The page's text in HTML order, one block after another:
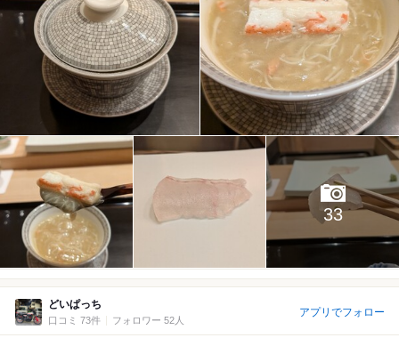
33
どいぱっち
口コミ 73件 フォロワー 52人
アプリでフォロー